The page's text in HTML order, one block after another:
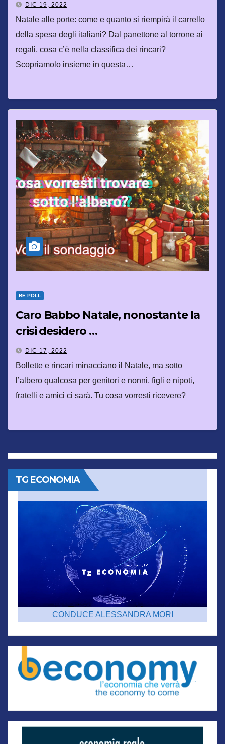
DIC 19, 2022
Natale alle porte: come e quanto si riempirà il carrello
della spesa degli italiani? Dal panettone al torrone ai
regali, cosa c’è nella classifica dei rincari?
Scopriamolo insieme in questa…
BE POLL
Caro Babbo Natale, nonostante la
crisi desidero …
DIC 17, 2022
Bollette e rincari minacciano il Natale, ma sotto
l’albero qualcosa per genitori e nonni, figli e nipoti,
fratelli e amici ci sarà. Tu cosa vorresti ricevere?
TG ECONOMIA
CONDUCE ALESSANDRA MORI